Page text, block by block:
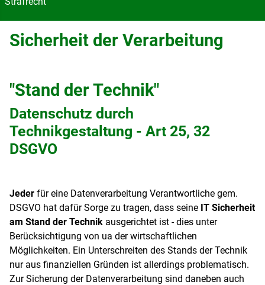
Sicherheit der Verarbeitung
"Stand der Technik"
Datenschutz durch
Technikgestaltung - Art 25, 32
DSGVO
Jeder für eine Datenverarbeitung Verantwortliche gem.
DSGVO hat dafür Sorge zu tragen, dass seine IT Sicherheit
am Stand der Technik ausgerichtet ist - dies unter
Berücksichtigung von ua der wirtschaftlichen
Möglichkeiten. Ein Unterschreiten des Stands der Technik
nur aus finanziellen Gründen ist allerdings problematisch.
Zur Sicherung der Datenverarbeitung sind daneben auch